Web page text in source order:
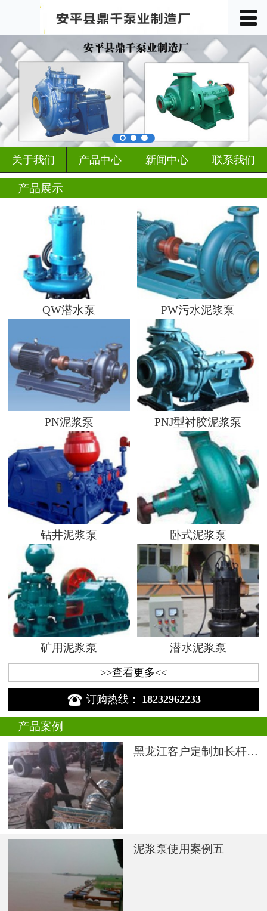
 首页
关于我们
产品中心
车间展示
客户见证
行业动态
新闻中心
联系我们
󰀥
关于我们 产品中心 新闻中心 联系我们
产品展示
QW潜水泵 PW污水泥浆泵
PN泥浆泵 PNJ型衬胶泥浆泵
钻井泥浆泵 卧式泥浆泵
矿用泥浆泵 潜水泥浆泵
>>查看更多<<
 订购热线： 18232962233
产品案例
黑龙江客户定制加长杆液下渣浆泵
泥浆泵使用案例五